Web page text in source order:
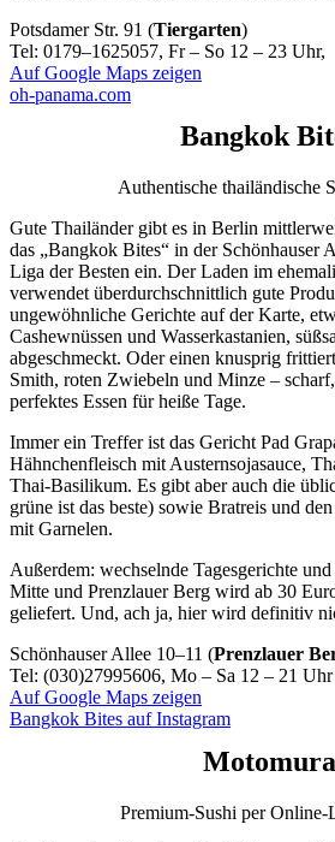
Potsdamer Str. 91 (Tiergarten)
Tel: 0179–1625057, Fr – So 12 – 23 Uhr,
Auf Google Maps zeigen
oh-panama.com
Bangkok
Authentische thailändische
Gute Thailänder gibt es in Berlin
das „Bangkok Bites“ in der Schönhauser
Liga der Besten ein. Der Laden im
verwendet überdurchschnittlich gute
ungewöhnliche Gerichte auf der Karte,
Cashewnüssen und Wasserkastanien,
abgeschmeckt. Oder einen knusprig
Smith, roten Zwiebeln und Minze –
perfektes Essen für heiße Tage.
Immer ein Treffer ist das Gericht Pad
Hähnchenfleisch mit Austernsojasauce,
Thai-Basilikum. Es gibt aber auch die
grüne ist das beste) sowie Bratreis und
mit Garnelen.
Außerdem: wechselnde Tagesgerichte
Mitte und Prenzlauer Berg wird ab 30
geliefert. Und, ach ja, hier wird definitiv
Schönhauser Allee 10–11 (Prenzlauer
Tel: (030)27995606, Mo – Sa 12 – 21 Uhr
Auf Google Maps zeigen
Bangkok Bites auf Instagram
Motomura
Premium-Sushi per Online-